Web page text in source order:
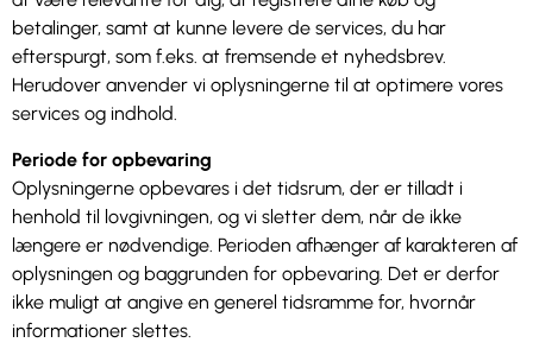
betalinger, samt at kunne levere de services, du har
efterspurgt, som f.eks. at fremsende et nyhedsbrev.
Herudover anvender vi oplysningerne til at optimere vores
services og indhold.
Periode for opbevaring
Oplysningerne opbevares i det tidsrum, der er tilladt i
henhold til lovgivningen, og vi sletter dem, når de ikke
længere er nødvendige. Perioden afhænger af karakteren af
oplysningen og baggrunden for opbevaring. Det er derfor
ikke muligt at angive en generel tidsramme for, hvornår
informationer slettes.